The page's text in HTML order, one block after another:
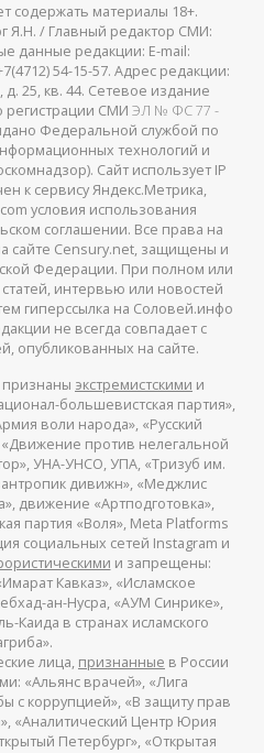
содержать материалы 18+.
Я.Н. / Главный редактор СМИ:
данные редакции: E-mail:
54-15-57. Адрес редакции:
д. 25, кв. 44. Сетевое издание
регистрации СМИ ЭЛ № ФС 77 -
Федеральной службой по
технологий и
Сайт использует IP
к сервису Яндекс.Метрика,
условия использования
соглашении. Все права на
сайте Censury.net, защищены и
Федерации. При полном или
интервью или новостей
гиперссылка на Соловей.инфо
не всегда совпадает с
опубликованных на сайте.
признаны экстремистскими и
большевистская партия»,
воли народа», «Русский
против нелегальной
УНА-УНСО, УПА, «Тризуб им.
дивижн», «Меджлис
движение «Артподготовка»,
партия «Воля», Meta Platforms
социальных сетей Instagram и
и запрещены:
Кавказ», «Исламское
ан-Нусра, «АУМ Синрике»,
Каида в странах исламского
лица, признанные в России
«Альянс врачей», «Лига
с коррупцией», «В защиту прав
«Аналитический Центр Юрия
Петербург», «Открытая